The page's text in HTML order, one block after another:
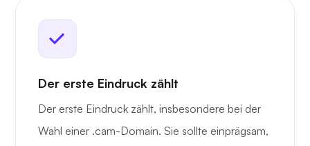
Der erste Eindruck zählt
Der erste Eindruck zählt, insbesondere bei der
Wahl einer .cam-Domain. Sie sollte einprägsam,